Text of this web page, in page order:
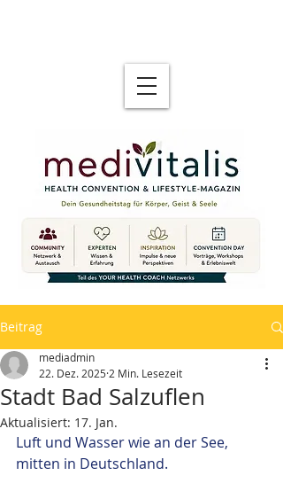
Beitrag
Stadt Bad Salzuflen
mediadmin
22. Dez. 2025 2 Min. Lesezeit
Aktualisiert: 17. Jan.
Luft und Wasser wie an der See,
mitten in Deutschland.